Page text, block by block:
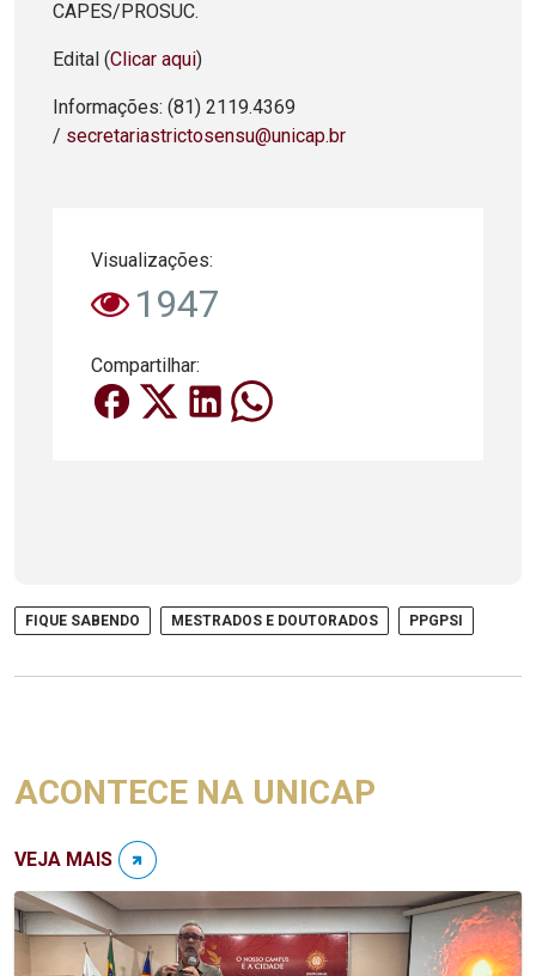
CAPES/PROSUC.
Edital (Clicar aqui)
Informações: (81) 2119.4369
/ secretariastrictosensu@unicap.br
Visualizações:
1947
Compartilhar:
FIQUE SABENDO MESTRADOS E DOUTORADOS PPGPSI
ACONTECE NA UNICAP
VEJA MAIS